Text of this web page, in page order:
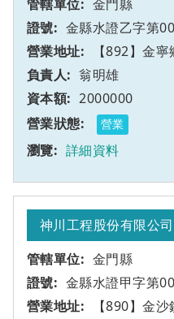
金門縣
金縣水證乙字第
【892】金
翁明雄
2000000
營業
詳細資料
神川工程股份有限公司
金門縣
金縣水證甲字第
【890】金